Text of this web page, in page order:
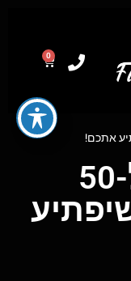
0
קייטרינג חלבי ל-50